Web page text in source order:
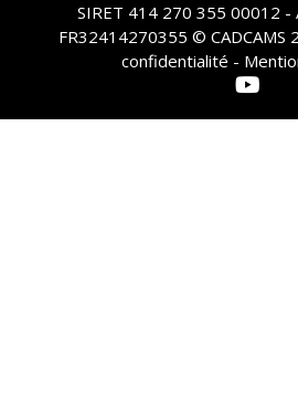
SIRET 414 270 355 00012 -
FR32414270355 © CADCAMS
confidentialité -